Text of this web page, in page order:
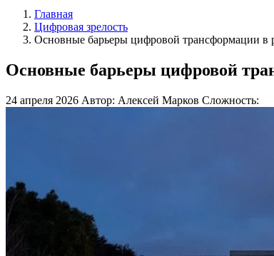
Главная
Цифровая зрелость
Основные барьеры цифровой трансформации в
Основные барьеры цифровой
24 апреля 2026 Автор: Алексей Марков Сложность: